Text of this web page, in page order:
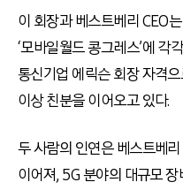
이 회장과 베스트베리 CEO는
‘모바일월드 콩그레스’에 각
통신기업 에릭슨 회장 자격
이상 친분을 이어오고 있다.
두 사람의 인연은 베스트베리
이어져, 5G분야의 대규모